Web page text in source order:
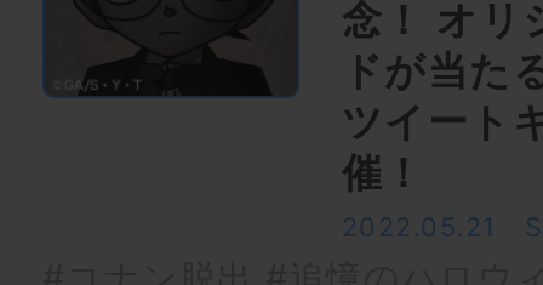
念！ オリ
ドが当た
ツイート
催！
2022.05.21